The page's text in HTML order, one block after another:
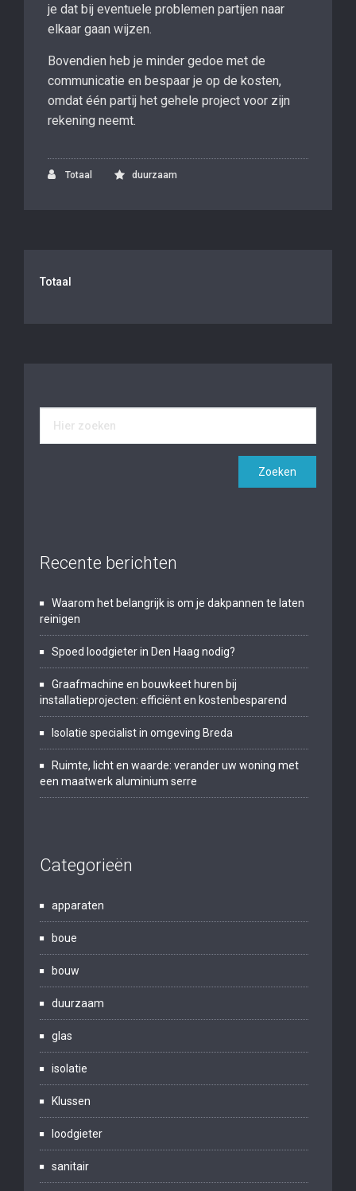
je dat bij eventuele problemen partijen naar
elkaar gaan wijzen.
Bovendien heb je minder gedoe met de
communicatie en bespaar je op de kosten,
omdat één partij het gehele project voor zijn
rekening neemt.
Totaal duurzaam
Totaal
Recente berichten
Waarom het belangrijk is om je dakpannen te laten
reinigen
Spoed loodgieter in Den Haag nodig?
Graafmachine en bouwkeet huren bij
installatieprojecten: efficiënt en kostenbesparend
Isolatie specialist in omgeving Breda
Ruimte, licht en waarde: verander uw woning met
een maatwerk aluminium serre
Categorieën
apparaten
boue
bouw
duurzaam
glas
isolatie
Klussen
loodgieter
sanitair